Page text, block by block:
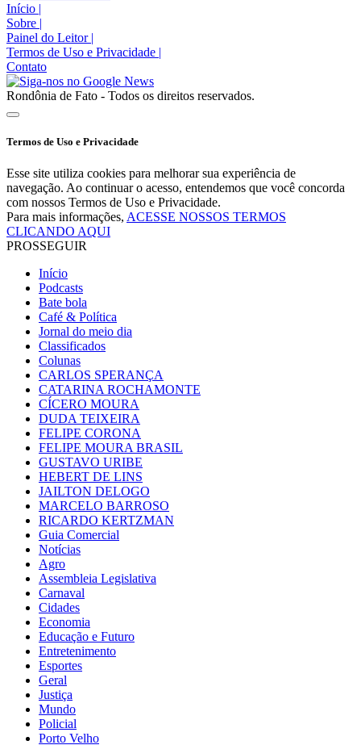
Início |
Sobre |
Painel do Leitor |
Termos de Uso e Privacidade |
Contato
Rondônia de Fato - Todos os direitos reservados.
Termos de Uso e Privacidade
Esse site utiliza cookies para melhorar sua experiência de
navegação. Ao continuar o acesso, entendemos que você concorda
com nossos Termos de Uso e Privacidade.
Para mais informações, ACESSE NOSSOS TERMOS
CLICANDO AQUI
PROSSEGUIR
Início
Podcasts
Bate bola
Café & Política
Jornal do meio dia
Classificados
Colunas
CARLOS SPERANÇA
CATARINA ROCHAMONTE
CÍCERO MOURA
DUDA TEIXEIRA
FELIPE CORONA
FELIPE MOURA BRASIL
GUSTAVO URIBE
HEBERT DE LINS
JAILTON DELOGO
MARCELO BARROSO
RICARDO KERTZMAN
Guia Comercial
Notícias
Agro
Assembleia Legislativa
Carnaval
Cidades
Economia
Educação e Futuro
Entretenimento
Esportes
Geral
Justiça
Mundo
Policial
Porto Velho